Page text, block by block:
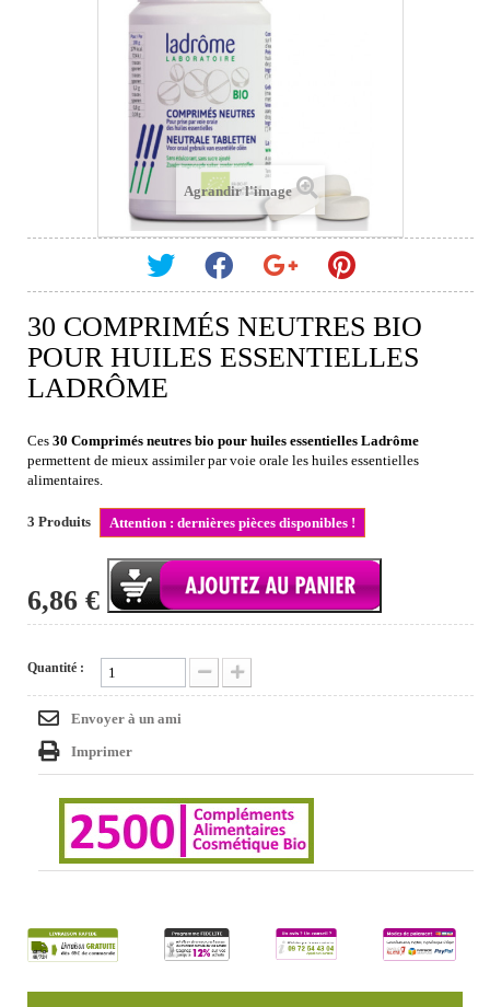
Agrandir l'image
30 COMPRIMÉS NEUTRES BIO
POUR HUILES ESSENTIELLES
LADRÔME
Ces 30 Comprimés neutres bio pour huiles essentielles Ladrôme
permettent de mieux assimiler par voie orale les huiles essentielles
alimentaires.
3 Produits Attention : dernières pièces disponibles !
6,86 €
Quantité :
Envoyer à un ami
Imprimer